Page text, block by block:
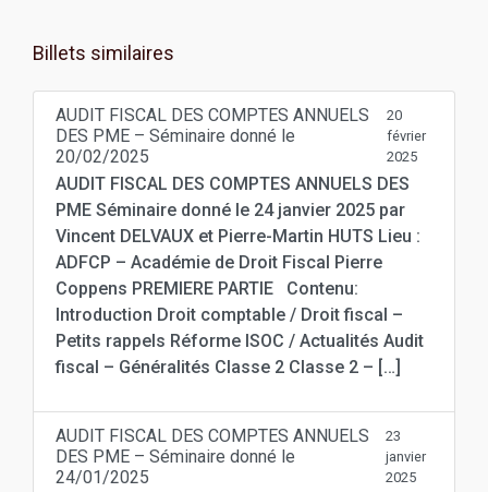
Billets similaires
AUDIT FISCAL DES COMPTES ANNUELS
DES PME – Séminaire donné le
20/02/2025
20
février
2025
AUDIT FISCAL DES COMPTES ANNUELS DES
PME Séminaire donné le 24 janvier 2025 par
Vincent DELVAUX et Pierre-Martin HUTS Lieu :
ADFCP – Académie de Droit Fiscal Pierre
Coppens PREMIERE PARTIE Contenu:
Introduction Droit comptable / Droit fiscal –
Petits rappels Réforme ISOC / Actualités Audit
fiscal – Généralités Classe 2 Classe 2 – […]
AUDIT FISCAL DES COMPTES ANNUELS
DES PME – Séminaire donné le
24/01/2025
23
janvier
2025